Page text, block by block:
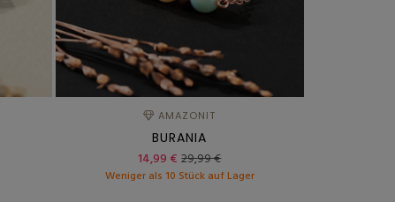
AMAZONIT
BURANIA
14,99 € 29,99 €
Weniger als 10 Stück auf Lager